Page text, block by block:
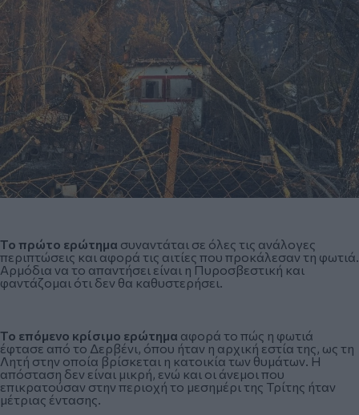
Το πρώτο ερώτημα συναντάται σε όλες τις ανάλογες
περιπτώσεις και αφορά τις αιτίες που προκάλεσαν τη φωτιά.
Αρμόδια να το απαντήσει είναι η Πυροσβεστική και
φαντάζομαι ότι δεν θα καθυστερήσει.
Το επόμενο κρίσιμο ερώτημα αφορά το πώς η φωτιά
έφτασε από το Δερβένι, όπου ήταν η αρχική εστία της, ως τη
Λητή στην οποία βρίσκεται η κατοικία των θυμάτων. Η
απόσταση δεν είναι μικρή, ενώ και οι άνεμοι που
επικρατούσαν στην περιοχή το μεσημέρι της Τρίτης ήταν
μέτριας έντασης.